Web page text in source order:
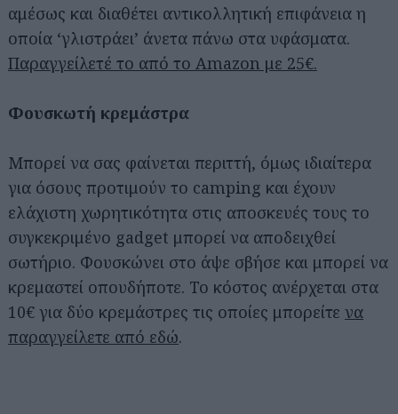
αμέσως και διαθέτει αντικολλητική επιφάνεια η
οποία ‘γλιστράει’ άνετα πάνω στα υφάσματα.
Παραγγείλετέ το από το Amazon με 25€.
Φουσκωτή κρεμάστρα
Μπορεί να σας φαίνεται περιττή, όμως ιδιαίτερα
για όσους προτιμούν το camping και έχουν
ελάχιστη χωρητικότητα στις αποσκευές τους το
συγκεκριμένο gadget μπορεί να αποδειχθεί
σωτήριο. Φουσκώνει στο άψε σβήσε και μπορεί να
κρεμαστεί οπουδήποτε. Το κόστος ανέρχεται στα
10€ για δύο κρεμάστρες τις οποίες μπορείτε να
παραγγείλετε από εδώ.